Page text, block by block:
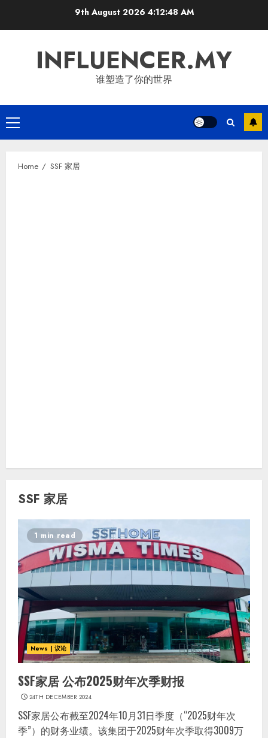
9th August 2026 4:12:48 AM
INFLUENCER.MY
谁塑造了你的世界
Primary
Menu
Home SSF 家居
SSF 家居
1 min read
News | 议论
SSF家居 公布2025财年次季财报
24TH DECEMBER 2024
SSF家居公布截至2024年10月31日季度（“2025财年次
季”）的财务业绩。该集团于2025财年次季取得3009万